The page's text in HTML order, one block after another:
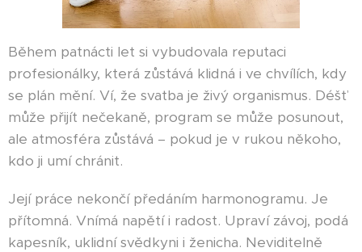
Během patnácti let si vybudovala reputaci
profesionálky, která zůstává klidná i ve chvílích, kdy
se plán mění. Ví, že svatba je živý organismus. Déšť
může přijít nečekaně, program se může posunout,
ale atmosféra zůstává – pokud je v rukou někoho,
kdo ji umí chránit.
Její práce nekončí předáním harmonogramu. Je
přítomná. Vnímá napětí i radost. Upraví závoj, podá
kapesník, uklidní svědkyni i ženicha. Neviditelně